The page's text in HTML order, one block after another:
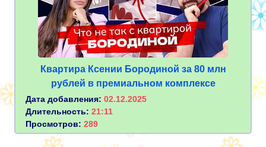
Квартира Ксении Бородиной за 80 млн
рублей в премиальном комплексе
Дата добавления: 02.12.2025
Длительность: 21:11
Просмотров: 289